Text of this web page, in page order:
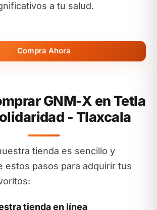
a tu salud.
Compra Ahora
GNM-X en Tetla
- Tlaxcala
tienda es sencillo y
estos pasos para adquirir tus
tienda en línea